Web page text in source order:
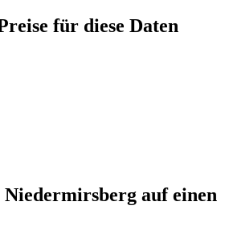
für diese Daten
auf einen